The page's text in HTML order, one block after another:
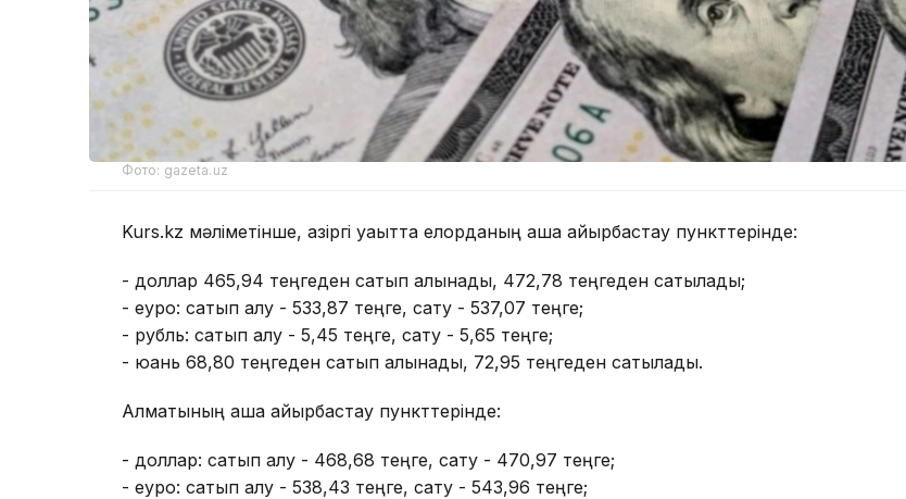
Фото: gazeta.uz
Kurs.kz мәліметінше, қазіргі уақытта елорданың ақша айырбастау пункттерінде:
- доллар 465,94 теңгеден сатып алынады, 472,78 теңгеден сатылады;
- еуро: сатып алу - 533,87 теңге, сату - 537,07 теңге;
- рубль: сатып алу - 5,45 теңге, сату - 5,65 теңге;
- юань 68,80 теңгеден сатып алынады, 72,95 теңгеден сатылады.
Алматының ақша айырбастау пункттерінде:
- доллар: сатып алу - 468,68 теңге, сату - 470,97 теңге;
- еуро: сатып алу - 538,43 теңге, сату - 543,96 теңге;